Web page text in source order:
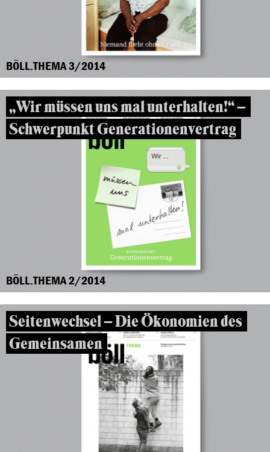
BÖLL.THEMA 3/2014
„Wir müssen uns mal unterhalten!“ –
Schwerpunkt Generationenvertrag
BÖLL.THEMA 2/2014
Seitenwechsel – Die Ökonomien des
Gemeinsamen